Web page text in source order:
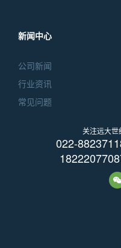
新闻中心
公司新闻
行业资讯
常见问题
关注远大世
022-